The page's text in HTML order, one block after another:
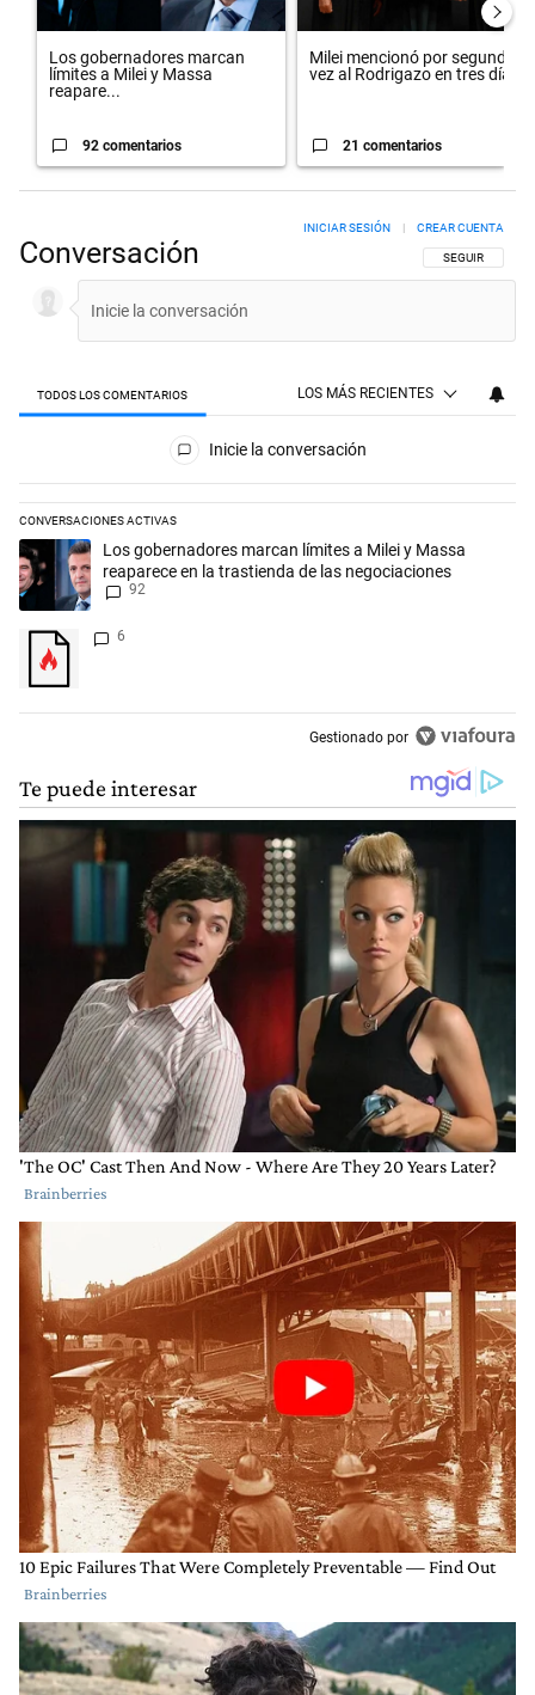
Los gobernadores marcan
límites a Milei y Massa
reapare...
92 comentarios
Milei mencionó por segunda
vez al Rodrigazo en tres día...
21 comentarios
Conversación SIGA ESTA
SEGUIR
INICIAR SESIÓN CREAR CUENTA
TODOS LOS COMENTARIOS LOS MÁS RECIENTES
Todos los comentarios
Inicie la conversación
CONVERSACIONES ACTIVAS
Este listado muestra los artículos con más comentarios en los
Un artículo de tendencia con el título "Los gobernadores marcan
Los gobernadores marcan límites a Milei y Massa
reaparece en la trastienda de las negociaciones
92
Un artículo de tendencia con el título "" con 6 comentarios.
6
Gestionado por